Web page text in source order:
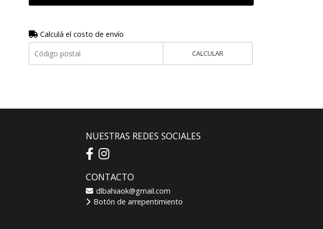
Calculá el costo de envío
CALCULAR
NUESTRAS REDES SOCIALES
CONTACTO
dlbahiaok@gmail.com
Botón de arrepentimiento